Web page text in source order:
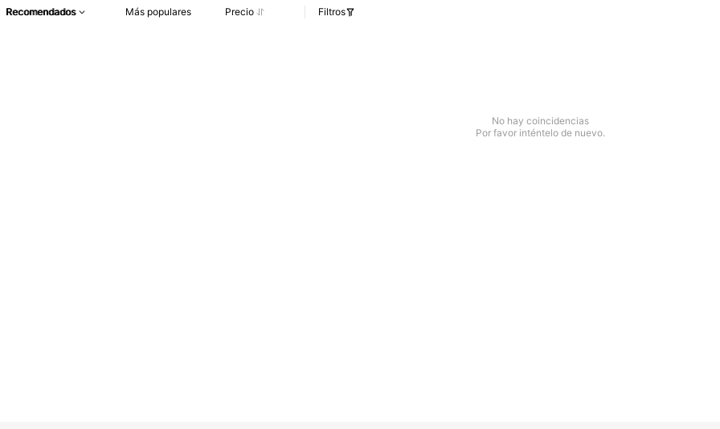
Recomendados Más populares Precio Filtros
No hay coincidencias
Por favor inténtelo de nuevo.